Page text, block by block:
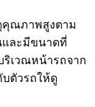
คุณภาพสูงตาม
และมีขนาดที่
ริเวณหน้ารถจาก
บตัวรถให้ดู